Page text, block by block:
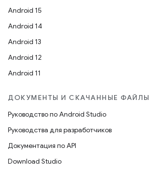
Android 15
Android 14
Android 13
Android 12
Android 11
ДОКУМЕНТЫ И СКАЧАННЫЕ ФАЙЛЫ
Руководство по Android Studio
Руководства для разработчиков
Документация по API
Download Studio